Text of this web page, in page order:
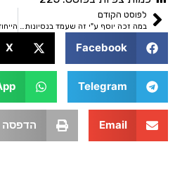
הקודם
במה זכה יוסף ע"י זה שעמד בנסיונות? דרגות באמונה
Facebook
Telegram
WhatsApp
Email הדפסה